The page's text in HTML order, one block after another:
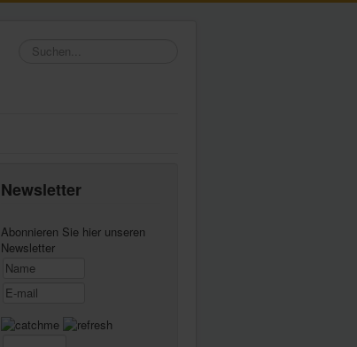
Suchen...
Newsletter
Abonnieren Sie hier unseren
Newsletter